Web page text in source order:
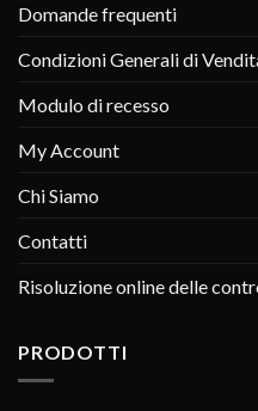
Domande frequenti
Condizioni Generali di
Modulo di recesso
My Account
Chi Siamo
Contatti
Risoluzione online delle
PRODOTTI